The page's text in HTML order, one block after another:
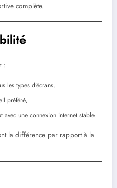
complète.
:
les types d’écrans,
préféré,
une connexion internet stable.
la différence par rapport à la